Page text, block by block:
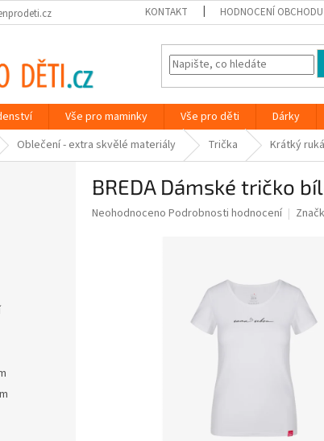
KONTAKT HODNOCENÍ OBCHODU
Vše pro maminky Vše pro děti Dárky
Oblečení - extra skvělé materiály Trička Krátký
BREDA Dámské tričko
Průměrné
Neohodnoceno Podrobnosti hodnocení